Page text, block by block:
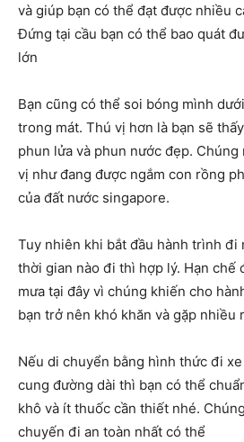
và giúp bạn có thể đạt được nhiều
Đứng tại cầu bạn có thể bao quát
lớn
Bạn cũng có thể soi bóng mình
trong mát. Thú vị hơn là bạn sẽ
phun lửa và phun nước đẹp.
vị như đang được ngắm con rồng
của đất nước singapore.
Tuy nhiên khi bắt đầu hành trình đi
thời gian nào đi thì hợp lý. Hạn chế
mưa tại đây vì chúng khiến cho
bạn trở nên khó khăn và gặp nhiều
Nếu di chuyển bằng hình thức đi
cung đường dài thì bạn có thể
khô và ít thuốc cần thiết nhé.
chuyến đi an toàn nhất có thể